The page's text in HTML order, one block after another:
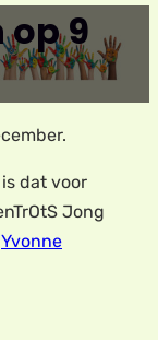
9
dat voor
Jong
Yvonne